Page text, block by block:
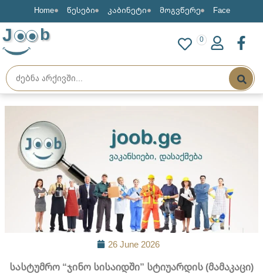
Home წესები კაბინეტი მოგვწერე Face
J b 0
26 June 2026
სასტუმრო “ჯინო სისაიდში” სტიუარდის (მამაკაცი)